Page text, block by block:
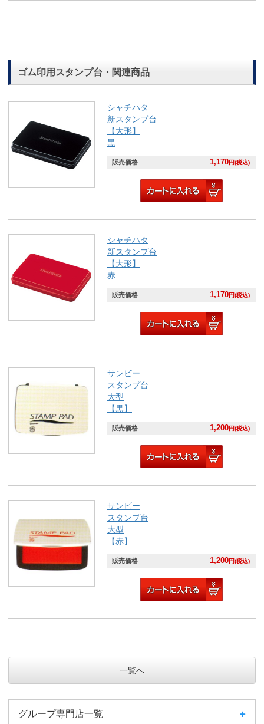
ゴム印用スタンプ台・関連商品
シャチハタ
新スタンプ台
【大形】
黒
販売価格 1,170円(税込)
シャチハタ
新スタンプ台
【大形】
赤
販売価格 1,170円(税込)
サンビー
スタンプ台
大型
【黒】
販売価格 1,200円(税込)
サンビー
スタンプ台
大型
【赤】
販売価格 1,200円(税込)
一覧へ
グループ専門店一覧